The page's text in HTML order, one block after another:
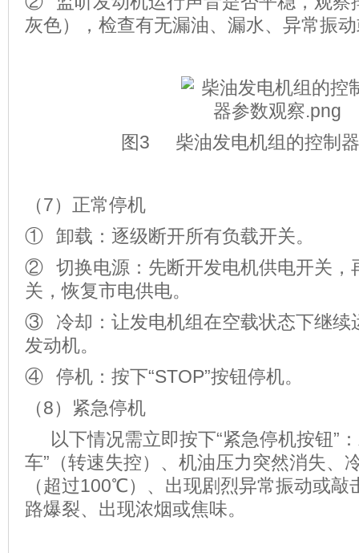
灰色），检查有无漏油、漏水、异常振
图3 柴油发电机组的控制
（7）正常停机
① 卸载：逐级断开所有负载开关。
② 切换电源：先断开发电机供电开关，
关，恢复市电供电。
③ 冷却：让发电机组在空载状态下继续
发动机。
④ 停机：按下“STOP”按钮停机。
（8）紧急停机
以下情况需立即按下“紧急停机按钮”
车”（转速失控）、机油压力突然消失、
（超过100℃）、出现剧烈异常振动或敲
路爆裂、出现浓烟或焦味。